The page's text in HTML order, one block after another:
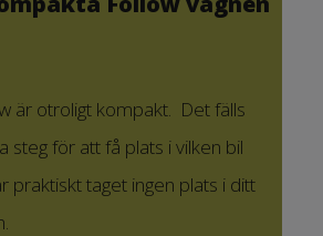
är otroligt kompakt. Det fälls
steg för att få plats i vilken bil
praktiskt taget ingen plats i ditt